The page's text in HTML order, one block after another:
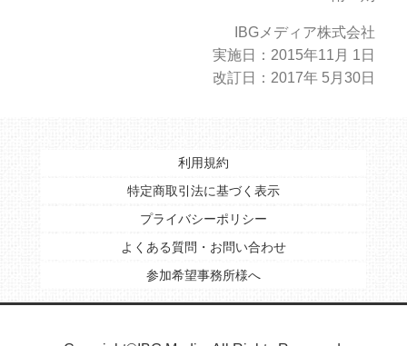
IBGメディア株式会社
実施日：2015年11月 1日
改訂日：2017年 5月30日
利用規約
特定商取引法に基づく表示
プライバシーポリシー
よくある質問・お問い合わせ
参加希望事務所様へ